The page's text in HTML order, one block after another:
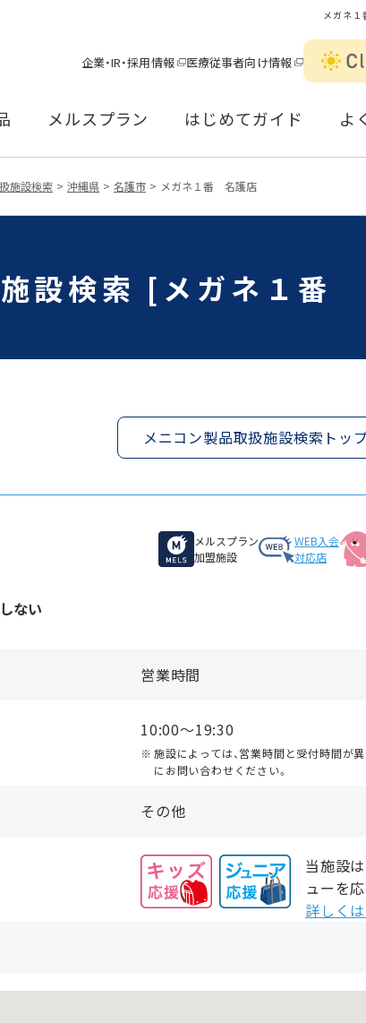
メガネ
企業・IR・採用情報 医療従事者向け情報
メルスプラン はじめてガイド よ
施設検索 沖縄県 名護市 メガネ１番 名護店
設検索 [メガネ１番
メニコン製品取扱施設検索トッ
メルスプラン
加盟施設
WEB入会
対応店
ない
営業時間
10:00〜19:30
施設によっては、営業時間と受付時間が
にお問い合わせください。
その他
当施設
ューを
詳しくは